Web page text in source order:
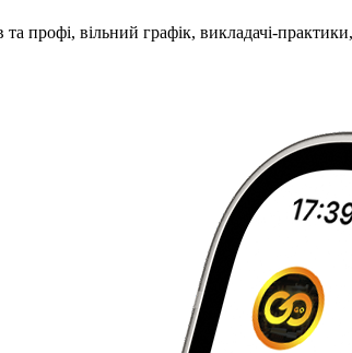
профі, вільний графік, викладачі-